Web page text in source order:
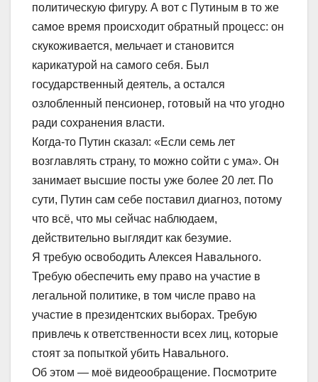
политическую фигуру. А вот с Путиным в то же
самое время происходит обратный процесс: он
скукоживается, мельчает и становится
карикатурой на самого себя. Был
государственный деятель, а остался
озлобленный пенсионер, готовый на что угодно
ради сохранения власти.
Когда-то Путин сказал: «Если семь лет
возглавлять страну, то можно сойти с ума». Он
занимает высшие посты уже более 20 лет. По
сути, Путин сам себе поставил диагноз, потому
что всё, что мы сейчас наблюдаем,
действительно выглядит как безумие.
Я требую освободить Алексея Навального.
Требую обеспечить ему право на участие в
легальной политике, в том числе право на
участие в президентских выборах. Требую
привлечь к ответственности всех лиц, которые
стоят за попыткой убить Навального.
Об этом — моё видеообращение. Посмотрите